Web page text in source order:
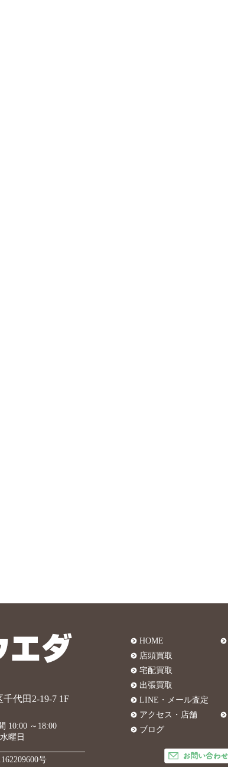
代田2-19-7 1F
10:00 ～18:00
曜日
号
HOME
店頭買取
宅配買取
出張買取
LINE・メール査定
アクセス・店舗
ブログ